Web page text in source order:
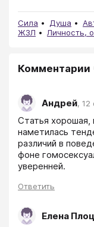
Сила Душа
ЖЗЛ
Личность,
Комментарии
Андрей, 12
Статья хорошая,
наметилась
различий в
фоне
уверенней.
Ответить
Елена